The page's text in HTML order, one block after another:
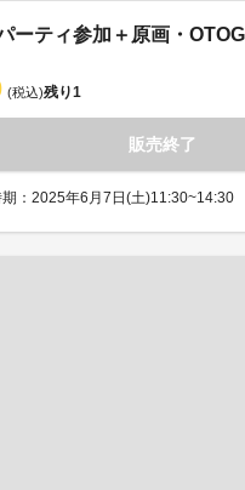
ーティ参加＋原画・
(税込)残り1
販売終了
期：2025年6月7日(土)11:30~14:30